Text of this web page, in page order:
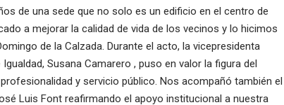
de una sede que no solo es un edificio en el centro de
a mejorar la calidad de vida de los vecinos y lo hicimos
de la Calzada. Durante el acto, la vicepresidenta
Susana Camarero , puso en valor la figura del
y servicio público. Nos acompañó también el
Luis Font reafirmando el apoyo institucional a nuestra